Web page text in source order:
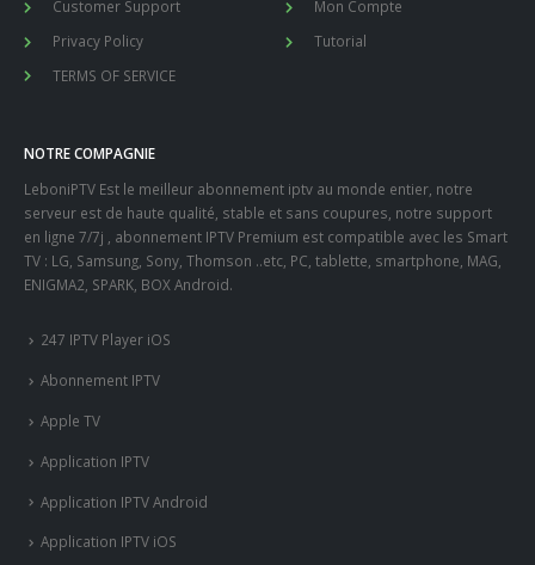
Customer Support
Privacy Policy
TERMS OF SERVICE
Mon Compte
Tutorial
NOTRE COMPAGNIE
LeboniPTV Est le meilleur abonnement iptv au monde entier, notre
serveur est de haute qualité, stable et sans coupures, notre support
en ligne 7/7j , abonnement IPTV Premium est compatible avec les Smart
TV : LG, Samsung, Sony, Thomson ..etc, PC, tablette, smartphone, MAG,
ENIGMA2, SPARK, BOX Android.
247 IPTV Player iOS
Abonnement IPTV
Apple TV
Application IPTV
Application IPTV Android
Application IPTV iOS